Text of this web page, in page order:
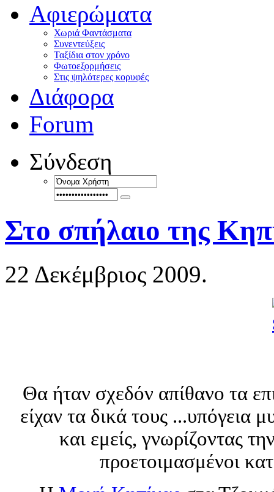
Αφιερώματα
Χωριά Φαντάσματα
Συνεντεύξεις
Ταξίδια στον χρόνο
Φωτοεξορμήσεις
Στις ψηλότερες κορυφές
Διάφορα
Forum
Σύνδεση
Στο σπήλαιο της
22 Δεκέμβριος 2009.
Θα ήταν σχεδόν απίθανο τα
είχαν τα δικά τους ...υπόγεια
και εμείς, γνωρίζοντας
προετοιμασμένοι